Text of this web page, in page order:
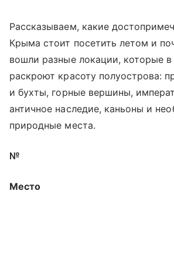
Рассказываем, какие
Крыма стоит посетить летом и
вошли разные локации, которые
раскроют красоту полуострова:
и бухты, горные вершины,
античное наследие, каньоны и
природные места.
№
Место